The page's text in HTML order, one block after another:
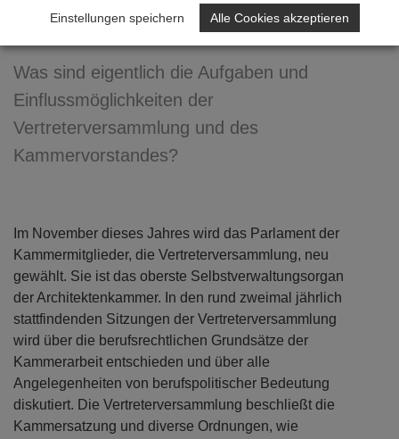
Die Kammergremien
Was sind eigentlich die Aufgaben und
Einflussmöglichkeiten der
Vertreterversammlung und des
Kammervorstandes?
Im November dieses Jahres wird das Parlament der
Kammermitglieder, die Vertreterversammlung, neu
gewählt. Sie ist das oberste Selbstverwaltungsorgan
der Architektenkammer. In den rund zweimal jährlich
stattfindenden Sitzungen der Vertreterversammlung
wird über die berufsrechtlichen Grundsätze der
Kammerarbeit entschieden und über alle
Angelegenheiten von berufspolitischer Bedeutung
diskutiert. Die Vertreterversammlung beschließt die
Kammersatzung und diverse Ordnungen, wie
Einstellungen speichern Alle Cookies akzeptieren